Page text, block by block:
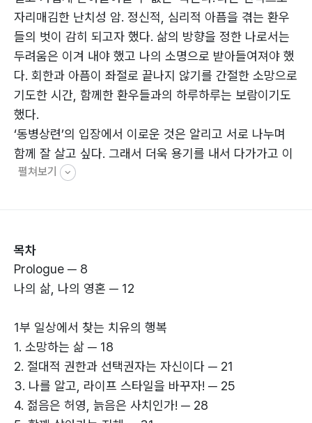
자리매김한 난치성 암. 정신적, 심리적 아픔을 겪는 환우
들의 벗이 감히 되고자 했다. 삶의 방향을 정한 나로서는
두려움은 이겨 내야 했고 나의 소명으로 받아들여져야 했
다. 회한과 아픔이 좌절로 끝나지 않기를 간절한 소망으로
기도한 시간, 함께한 환우들과의 하루하루는 보람이기도
했다.
‘동병상련’의 입장에서 이로운 것은 알리고 서로 나누며
함께 잘 살고 싶다. 그래서 더욱 용기를 내서 다가가고 이
들과 진정한 나눔의 시간을 갖기를 원한다. ‘소신 있는 결
고 원망했던 시간이 옳지 않았다고 반성해 보는 시간, 내
가 나를 알지 못해 고집 아닌 아집으로 내 삶을 힘들게 했
던 시간을 알게 됐다. 그것들이 다양한 형태로 나의 삶에
나는 암환우희망연대 활동을 통해 나에게 허락된 시간을
암 환우들과 함께 행복을 찾아 나설 생각이다. 이것이 내
가 진정으로 하고픈 일이다. 좋은 사람들과 인생에 대한
교감도 나누면서 나의 삶의 질을 높이려 한다. 마음으로,
가슴으로 진실함이 꽉 찬 사람들과 말이다.
펼쳐보기
목차
Prologue ─ 8
나의 삶, 나의 영혼 ─ 12
1부 일상에서 찾는 치유의 행복
1. 소망하는 삶 ─ 18
2. 절대적 권한과 선택권자는 자신이다 ─ 21
3. 나를 알고, 라이프 스타일을 바꾸자! ─ 25
4. 젊음은 허영, 늙음은 사치인가! ─ 28